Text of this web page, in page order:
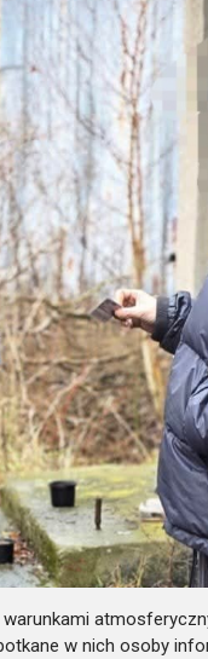
w nich osoby